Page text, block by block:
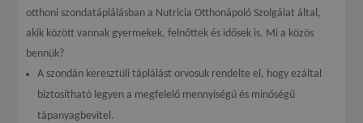
otthoni szondatáplálásban a Nutricia Otthonápoló Szolgálat által,
akik között vannak gyermekek, felnőttek és idősek is. Mi a közös
bennük?
A szondán keresztüli táplálást orvosuk rendelte el, hogy ezáltal
biztosítható legyen a megfelelő mennyiségű és minőségű
tápanyagbevitel.